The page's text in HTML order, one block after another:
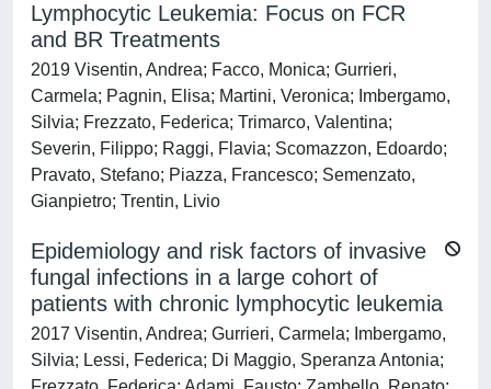
Lymphocytic Leukemia: Focus on FCR
and BR Treatments
2019 Visentin, Andrea; Facco, Monica; Gurrieri,
Carmela; Pagnin, Elisa; Martini, Veronica; Imbergamo,
Silvia; Frezzato, Federica; Trimarco, Valentina;
Severin, Filippo; Raggi, Flavia; Scomazzon, Edoardo;
Pravato, Stefano; Piazza, Francesco; Semenzato,
Gianpietro; Trentin, Livio
Epidemiology and risk factors of invasive
fungal infections in a large cohort of
patients with chronic lymphocytic leukemia
2017 Visentin, Andrea; Gurrieri, Carmela; Imbergamo,
Silvia; Lessi, Federica; Di Maggio, Speranza Antonia;